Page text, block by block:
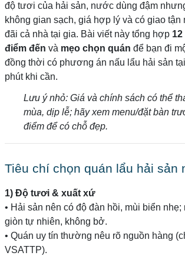
độ tươi của hải sản, nước dùng đậm
không gian sạch, giá hợp lý và có giao tận
đãi cả nhà tại gia. Bài viết này tổng hợp
điểm đến và mẹo chọn quán để bạn đi
đồng thời có phương án nấu lẩu hải sản
phút khi cần.
Lưu ý nhỏ: Giá và chính sách có thể
mùa, dịp lễ; hãy xem menu/đặt bàn
điểm để có chỗ đẹp.
Tiêu chí chọn quán lẩu hải sản
1) Độ tươi & xuất xứ
• Hải sản nên có độ đàn hồi, mùi biển
giòn tự nhiên, không bở.
• Quán uy tín thường nêu rõ nguồn hàng
VSATTP).